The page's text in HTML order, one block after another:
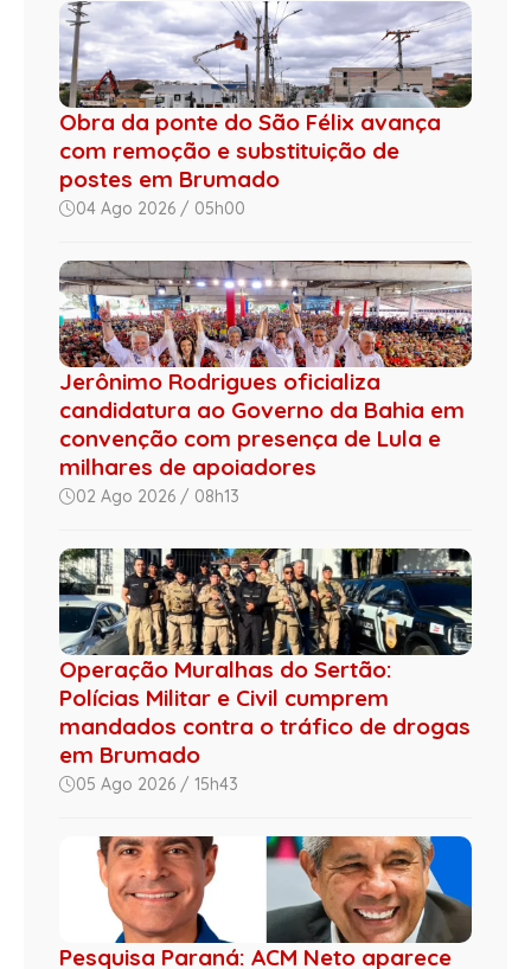
Obra da ponte do São Félix avança
com remoção e substituição de
postes em Brumado
04 Ago 2026 / 05h00
Jerônimo Rodrigues oficializa
candidatura ao Governo da Bahia em
convenção com presença de Lula e
milhares de apoiadores
02 Ago 2026 / 08h13
Operação Muralhas do Sertão:
Polícias Militar e Civil cumprem
mandados contra o tráfico de drogas
em Brumado
05 Ago 2026 / 15h43
Pesquisa Paraná: ACM Neto aparece